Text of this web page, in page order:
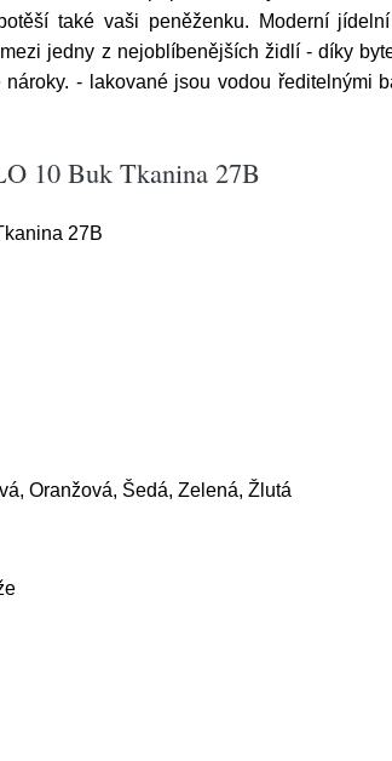
také vaši peněženku. Moderní
jedny z nejoblíbenějších židlí - díky
- lakované jsou vodou ředitelnými
10 Buk Tkanina 27B
27B
Oranžová, Šedá, Zelená, Žlutá